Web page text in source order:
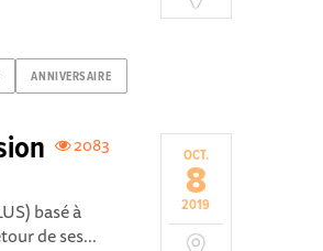
ANNIVERSAIRE
OCT.
8
2019
2083
basé à
de ses...